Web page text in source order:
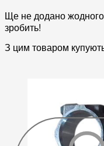
Ще не додано
зробить!
З цим товаром